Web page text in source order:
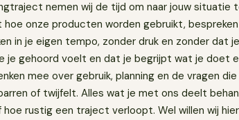
nemen wij de tijd om naar jouw situatie
onze producten worden gebruikt,
in je eigen tempo, zonder druk en zonder dat
je gehoord voelt en dat je begrijpt wat je doet
mee over gebruik, planning en de vragen
of twijfelt. Alles wat je met ons deelt
rustig een traject verloopt. Wel willen wij